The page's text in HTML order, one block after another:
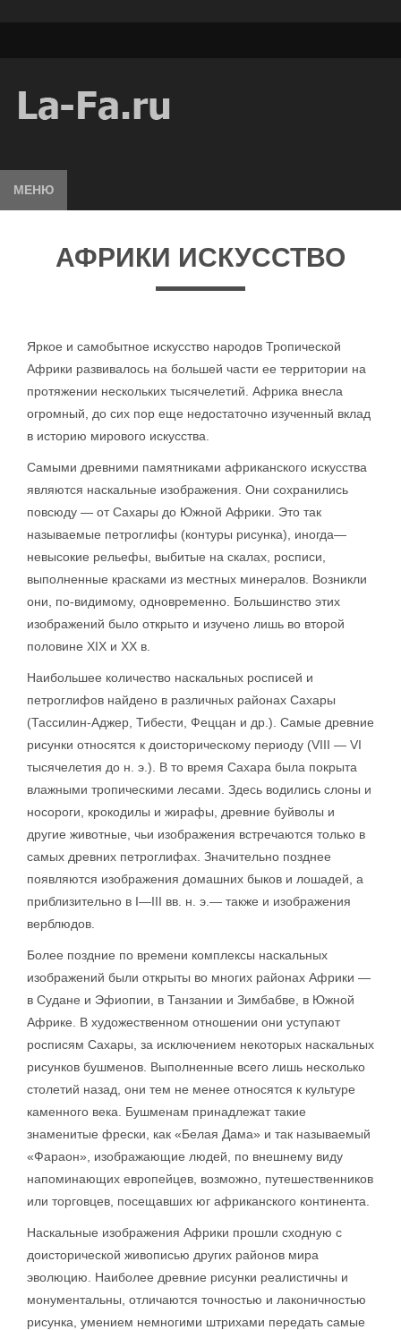
МЕНЮ
АФРИКИ ИСКУССТВО
Яркое и самобытное искусство народов Тропической
Африки развивалось на большей части ее территории на
протяжении нескольких тысячелетий. Африка внесла
огромный, до сих пор еще недостаточно изученный вклад
в историю мирового искусства.
Самыми древними памятниками африканского искусства
являются наскальные изображения. Они сохранились
повсюду — от Сахары до Южной Африки. Это так
называемые петроглифы (контуры рисунка), иногда—
невысокие рельефы, выбитые на скалах, росписи,
выполненные красками из местных минералов. Возникли
они, по-видимому, одновременно. Большинство этих
изображений было открыто и изучено лишь во второй
половине XIX и XX в.
Наибольшее количество наскальных росписей и
петроглифов найдено в различных районах Сахары
(Тассилин-Аджер, Тибести, Феццан и др.). Самые древние
рисунки относятся к доисторическому периоду (VIII — VI
тысячелетия до н. э.). В то время Сахара была покрыта
влажными тропическими лесами. Здесь водились слоны и
носороги, крокодилы и жирафы, древние буйволы и
другие животные, чьи изображения встречаются только в
самых древних петроглифах. Значительно позднее
появляются изображения домашних быков и лошадей, а
приблизительно в I—III вв. н. э.— также и изображения
верблюдов.
Более поздние по времени комплексы наскальных
изображений были открыты во многих районах Африки —
в Судане и Эфиопии, в Танзании и Зимбабве, в Южной
Африке. В художественном отношении они уступают
росписям Сахары, за исключением некоторых наскальных
рисунков бушменов. Выполненные всего лишь несколько
столетий назад, они тем не менее относятся к культуре
каменного века. Бушменам принадлежат такие
знаменитые фрески, как «Белая Дама» и так называемый
«Фараон», изображающие людей, по внешнему виду
напоминающих европейцев, возможно, путешественников
или торговцев, посещавших юг африканского континента.
Наскальные изображения Африки прошли сходную с
доисторической живописью других районов мира
эволюцию. Наиболее древние рисунки реалистичны и
монументальны, отличаются точностью и лаконичностью
рисунка, умением немногими штрихами передать самые